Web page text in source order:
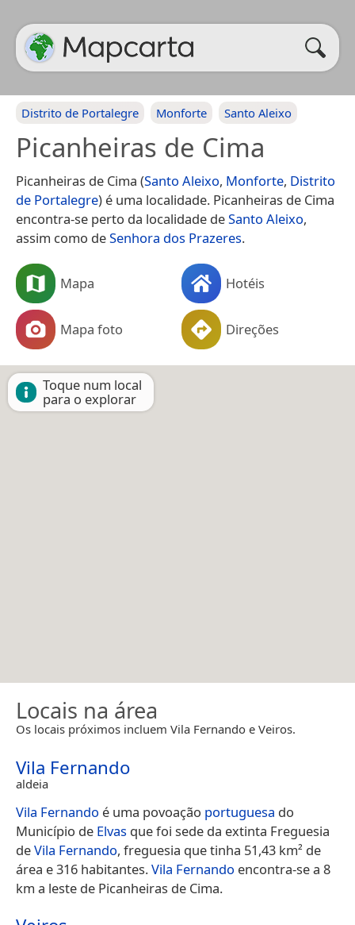
Distrito de Portalegre Monforte Santo Aleixo
Picanheiras de Cima
Picanheiras de Cima (Santo Aleixo, Monforte, Distrito
de Portalegre) é uma localidade. Picanheiras de Cima
encontra-se perto da localidade deSanto Aleixo,
assim como deSenhora dos Prazeres.
Mapa Hotéis
Mapa foto Direções
Toque num local
para o explorar
Locais na área
Os locais próximos incluem Vila Fernando e Veiros.
Vila Fernando
aldeia
Vila Fernando é uma povoação portuguesa do
Município de Elvas que foi sede da extinta Freguesia
deVila Fernando, freguesia que tinha 51,43 km² de
área e 316 habitantes.Vila Fernando encontra-se a 8
km a leste de Picanheiras de Cima.